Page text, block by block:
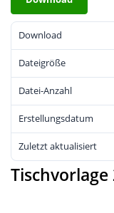
Download
Dateigröße
Datei-Anzahl
Erstellungsdatum
Zuletzt aktualisiert
Tischvorlage